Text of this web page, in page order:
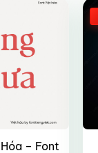
– Font